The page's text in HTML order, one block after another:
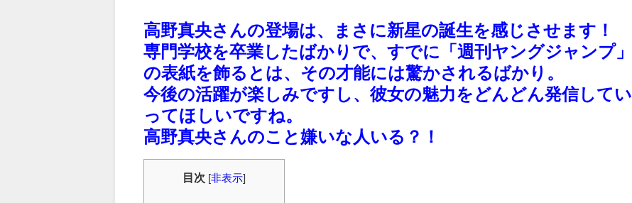
高野真央さんの登場は、まさに新星の誕生を感じさせます！
専門学校を卒業したばかりで、すでに「週刊ヤングジャンプ」
の表紙を飾るとは、その才能には驚かされるばかり。
今後の活躍が楽しみですし、彼女の魅力をどんどん発信してい
ってほしいですね。
高野真央さんのこと嫌いな人いる？！
目次 [非表示